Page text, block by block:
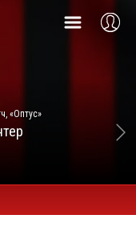
«Оптус»